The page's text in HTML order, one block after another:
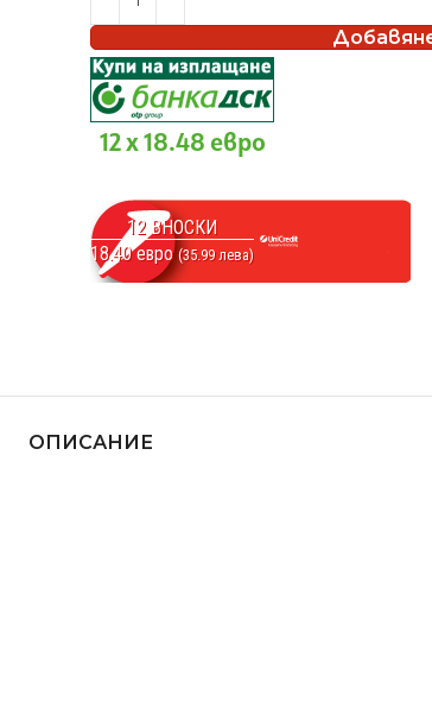
12 x 18.48 евро
12 ВНОСКИ
18.40 евро(35.99 лева)
ОПИСАНИЕ